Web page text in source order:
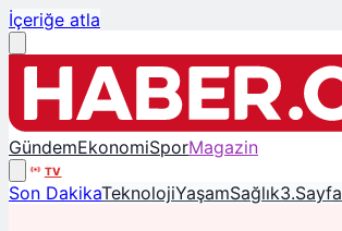
İçeriğe atla
GündemEkonomiSporMagazin
TV
Son DakikaTeknolojiYaşamSağlık3.Sayfa